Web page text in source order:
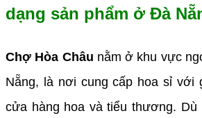
dạng sản phẩm ở Đà
Chợ Hòa Châu nằm ở khu vực
Nẵng, là nơi cung cấp hoa sỉ với
cửa hàng hoa và tiểu thương. Dù